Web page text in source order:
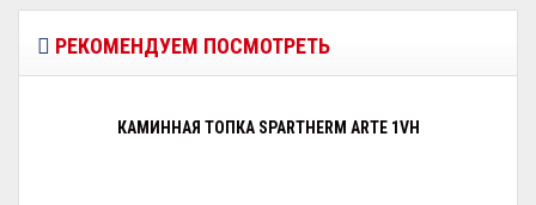
РЕКОМЕНДУЕМ ПОСМОТРЕТЬ
КАМИННАЯ ТОПКА SPARTHERM ARTE 1VH